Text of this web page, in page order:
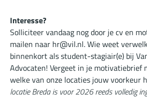
Interesse?
Solliciteer vandaag nog door je cv en
mailen naar hr@vil.nl. Wie weet
binnenkort als student-stagiair(e) bij
Advocaten! Vergeet in je motivatiebrief
welke van onze locaties jouw voorkeur
locatie Breda is voor 2026 reeds volledig